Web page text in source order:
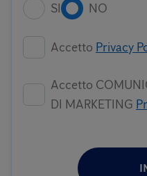
SI NO
Accetto Privacy
Accetto
DI MARKETING